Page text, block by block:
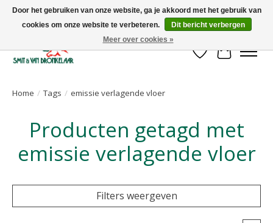
Uw leverancier voor stalinrichtingen en het opruwen van betonvloeren!
Verlanglijst
Home / Tags / emissie verlagende vloer
Producten getagd met
emissie verlagende vloer
Filters weergeven
Door het gebruiken van onze website, ga je akkoord met het gebruik van
cookies om onze website te verbeteren.
Dit bericht verbergen
Meer over cookies »